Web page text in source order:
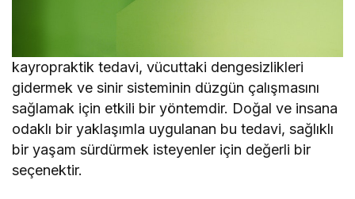
kayropraktik tedavi, vücuttaki dengesizlikleri
gidermek ve sinir sisteminin düzgün çalışmasını
sağlamak için etkili bir yöntemdir. Doğal ve insana
odaklı bir yaklaşımla uygulanan bu tedavi, sağlıklı
bir yaşam sürdürmek isteyenler için değerli bir
seçenektir.